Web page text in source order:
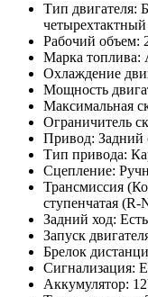
Тип двигателя:
четырехтактный
Рабочий объем:
Марка топлива:
Охлаждение
Мощность
Максимальная
Ограничитель
Привод: Задний
Тип привода:
Сцепление:
Трансмиссия
ступенчатая (R-
Задний ход: Есть
Запуск
Брелок
Сигнализация:
Аккумулятор: